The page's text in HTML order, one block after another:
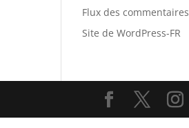
Flux des commentaires
Site de WordPress-FR